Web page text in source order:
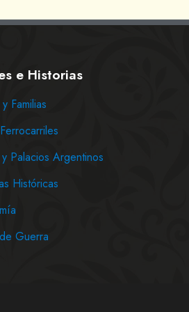
e Historias
Familias
y Palacios Argentinos
Históricas
Guerra